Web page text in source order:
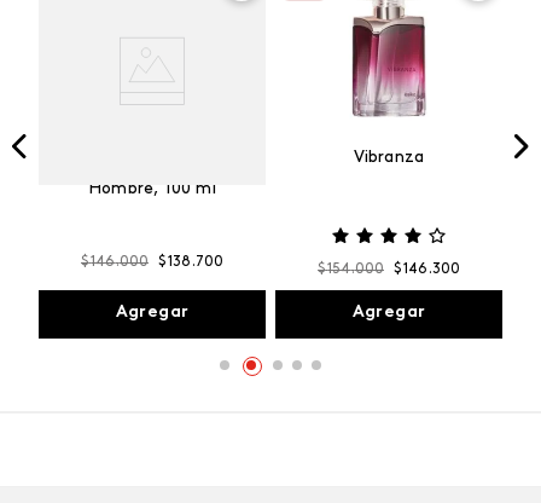
Hombre, 100 ml
$146.000 $138 .700
Agregar
Vibranza
$154.000 $146 .300
Agregar